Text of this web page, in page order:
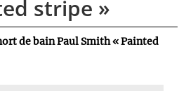
stripe »
de bain Paul Smith « Painted